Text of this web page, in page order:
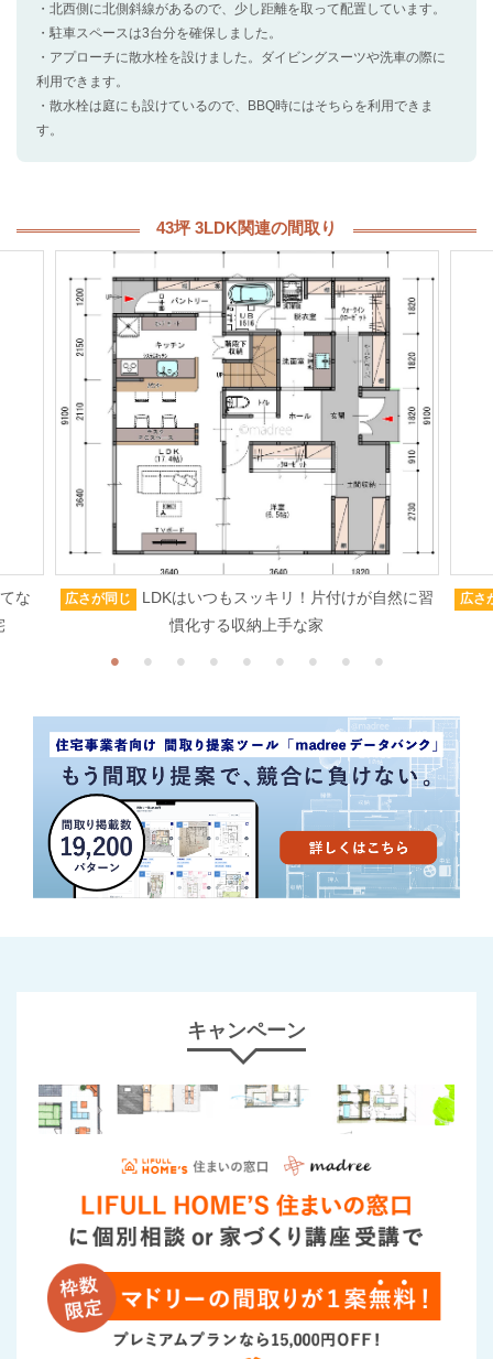
・北西側に北側斜線があるので、少し距離を取って配置しています。
・駐車スペースは3台分を確保しました。
・アプローチに散水栓を設けました。ダイビングスーツや洗車の際に
利用できます。
・散水栓は庭にも設けているので、BBQ時にはそちらを利用できま
す。
43坪 3LDK関連の間取り
な
広さが同じ
LDKはいつもスッキリ！片付けが自然に習
慣化する収納上手な家
広さ
キャンペーン